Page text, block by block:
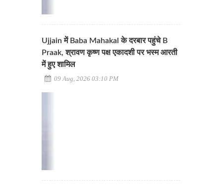
Ujjain में Baba Mahakal के दरबार पहुंचे B
Praak, श्रावण कृष्ण पक्ष एकादशी पर भस्म आरती
में हुए शामिल
09 Aug, 2026 03:10 PM